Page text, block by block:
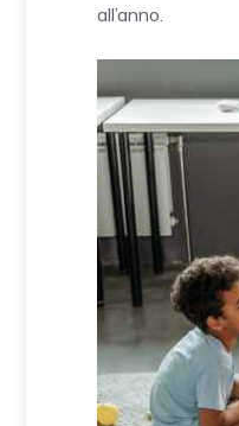
all’anno.